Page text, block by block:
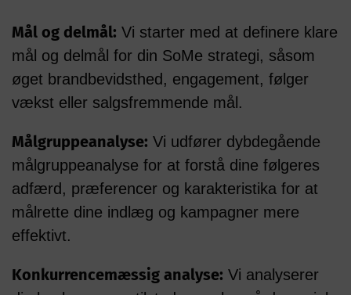
Mål og delmål: Vi starter med at definere klare
mål og delmål for din SoMe strategi, såsom
øget brandbevidsthed, engagement, følger
vækst eller salgsfremmende mål.
Målgruppeanalyse: Vi udfører dybdegående
målgruppeanalyse for at forstå dine følgeres
adfærd, præferencer og karakteristika for at
målrette dine indlæg og kampagner mere
effektivt.
Konkurrencemæssig analyse: Vi analyserer